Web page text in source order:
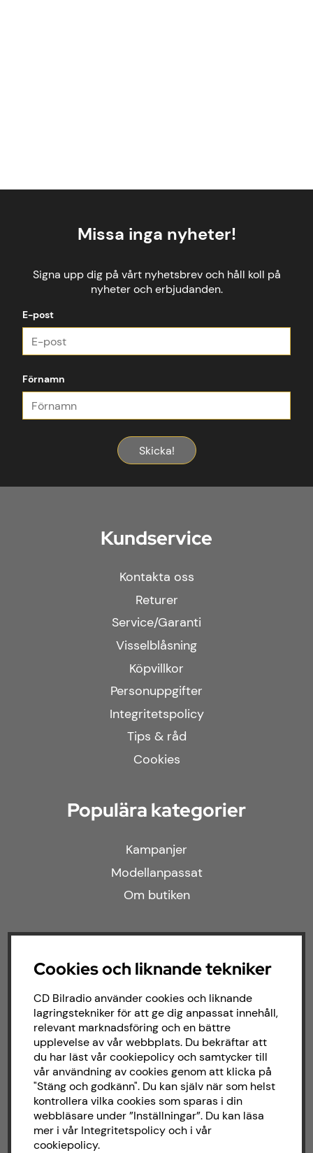
Missa inga nyheter!
Signa upp dig på vårt nyhetsbrev och håll koll på
nyheter och erbjudanden.
E-post
Förnamn
Skicka!
Kundservice
Kontakta oss
Returer
Service/Garanti
Visselblåsning
Köpvillkor
Personuppgifter
Integritetspolicy
Tips & råd
Cookies
Populära kategorier
Kampanjer
Modellanpassat
Om butiken
Instagram
Om CD bilradio
CD Bilradio har sedan starten 1987 arbetat
med försäljning och installation av ljud till
både bilar och båtar. Hos oss hittar du ett
brett sortiment av billjud till alla typer av
Cookies och liknande tekniker
CD Bilradio använder cookies och liknande
lagringstekniker för att ge dig anpassat innehåll,
relevant marknadsföring och en bättre
upplevelse av vår webbplats. Du bekräftar att
du har läst vår cookiepolicy och samtycker till
vår användning av cookies genom att klicka på
"Stäng och godkänn". Du kan själv när som helst
kontrollera vilka cookies som sparas i din
webbläsare under ”Inställningar”. Du kan läsa
mer i vår Integritetspolicyoch i vår
cookiepolicy.